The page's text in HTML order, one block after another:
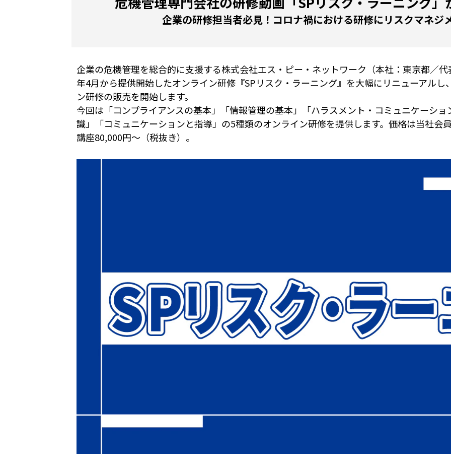
企業の研修担当者必見！コロナ禍における研修にリスクマネジ
企業の危機管理を総合的に支援する株式会社エス・ピー・ネットワーク（本社：東京都／
年4月から提供開始したオンライン研修『SPリスク・ラーニング』を大幅にリニューアル
ン研修の販売を開始します。
今回は「コンプライアンスの基本」「情報管理の基本」「ハラスメント・コミュニケーシ
識」「コミュニケーションと指導」の5種類のオンライン研修を提供します。価格は当社会
講座80,000円～（税抜き）。